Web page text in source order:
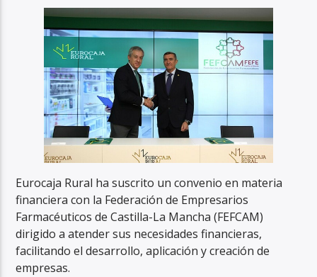
Eurocaja Rural ha suscrito un convenio en materia
financiera con la Federación de Empresarios
Farmacéuticos de Castilla-La Mancha (FEFCAM)
dirigido a atender sus necesidades financieras,
facilitando el desarrollo, aplicación y creación de
empresas.